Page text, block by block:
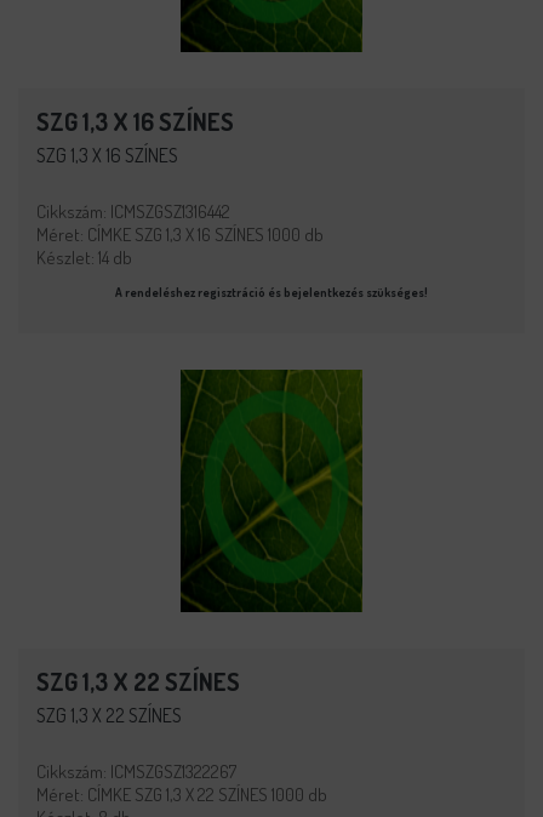
SZG 1,3 X 16 SZÍNES
SZG 1,3 X 16 SZÍNES
Cikkszám: ICMSZGSZ1316442
Méret: CÍMKE SZG 1,3 X 16 SZÍNES 1000 db
Készlet: 14 db
A rendeléshez regisztráció és bejelentkezés szükséges!
SZG 1,3 X 22 SZÍNES
SZG 1,3 X 22 SZÍNES
Cikkszám: ICMSZGSZ1322267
Méret: CÍMKE SZG 1,3 X 22 SZÍNES 1000 db